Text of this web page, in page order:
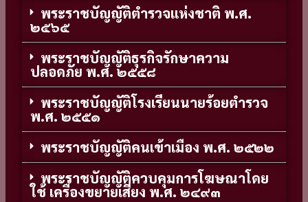
พระราชบัญญัติตำรวจแห่งชาติ พ.ศ.
๒๕๖๕
พระราชบัญญัติธุรกิจรักษาความ
ปลอดภัย พ.ศ. ๒๕๕๘
พระราชบัญญัติโรงเรียนนายร้อยตำรวจ
พ.ศ. ๒๕๕๑
พระราชบัญญัติคนเข้าเมือง พ.ศ. ๒๕๒๒
พระราชบัญญัติควบคุมการโฆษณาโดย
ใช้ เครื่องขยายเสียง พ.ศ. ๒๔๙๓